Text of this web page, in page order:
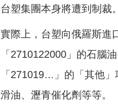
台塑集團本身將遭到制裁。
實際上，台塑向俄羅斯進
「2710122000」的石腦油
「271019…」的「其他
滑油、瀝青催化劑等等。